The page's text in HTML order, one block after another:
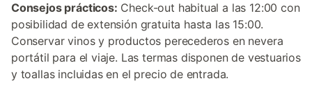
Consejos prácticos: Check-out habitual a las 12:00 con
posibilidad de extensión gratuita hasta las 15:00.
Conservar vinos y productos perecederos en nevera
portátil para el viaje. Las termas disponen de vestuarios
y toallas incluidas en el precio de entrada.